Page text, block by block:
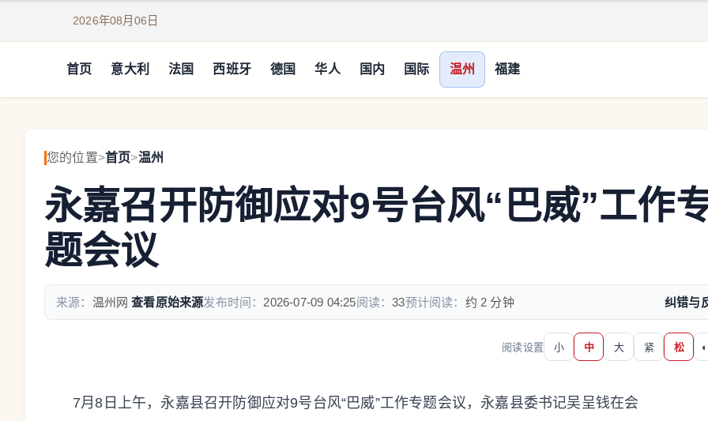
2026年08月06日
首页 意大利 法国 西班牙 德国 华人 国内 国际 温州 福建
您的位置>首页>温州
永嘉召开防御应对9号台风“巴威”工作
题会议
来源： 温州网 查看原始来源发布时间： 2026-07-09 04:25阅读：33预计阅读： 约 2 分钟 纠错与
阅读设置 小 中 大 紧 松 ◐
7月8日上午，永嘉县召开防御应对9号台风“巴威”工作专题会议，永嘉县委书记吴呈钱在会